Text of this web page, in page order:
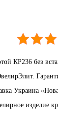
КР236 без
Украина
изделие